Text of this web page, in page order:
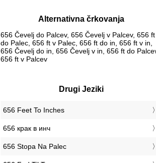
Alternativna črkovanja
656 Čevelj do Palcev, 656 Čevelj v Palcev, 656 ft
do Palec, 656 ft v Palec, 656 ft do in, 656 ft v in,
656 Čevelj do in, 656 Čevelj v in, 656 ft do
656 ft v Palcev
Drugi Jeziki
‎656 Feet To Inches
‎656 крак в инч
‎656 Stopa Na Palec